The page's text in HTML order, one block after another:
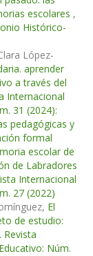
escolares ,
Histórico-
López-
aprender
a través del
Internacional
31 (2024):
pedagógicas y
formal
escolar de
de Labradores
Internacional
27 (2022)
El
de estudio:
Revista
Núm.